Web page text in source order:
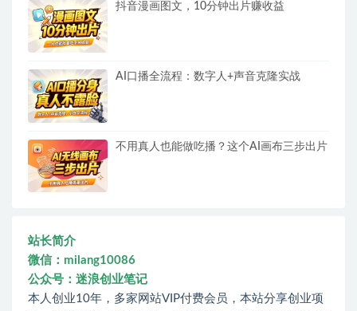
抖音漫画图文，10分钟出片赚收益
AI口播全流程：数字人+声音克隆实战
不用真人也能做吃播？这个AI画布三步出片
站长简介
微信：milang10086
公众号：迷浪创业笔记
本人创业10年，多家网站VIP付费会员，本站分享创业项